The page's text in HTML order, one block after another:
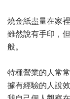
燒金紙盡量在家
雖然說有手印，
般。
特種營業的人常
據有經驗的人說